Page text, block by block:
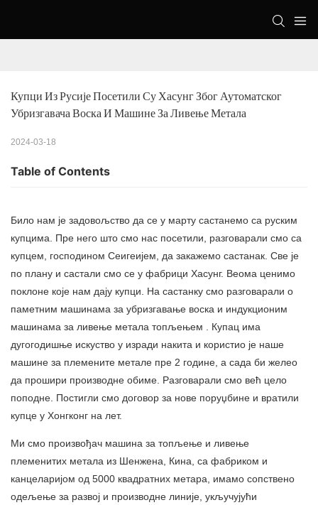
Купци Из Русије Посетили Су Хасунг Због Аутоматског
Убризгавача Воска И Машине За Ливење Метала
2024-03-18
Table of Contents
Било нам је задовољство да се у марту састанемо са руским
купцима. Пре него што смо нас посетили, разговарали смо са
купцем, господином Сеигеијем, да закажемо састанак. Све је
по плану и састали смо се у фабрици Хасунг. Веома ценимо
поклоне које нам дају купци. На састанку смо разговарали о
паметним машинама за убризгавање воска и индукционим
машинама за ливење метала топљењем . Купац има
дугогодишње искуство у изради накита и користио је наше
машине за племените метале пре 2 године, а сада би желео
да прошири производне обиме. Разговарали смо већ цело
поподне. Постигли смо договор за нове поруџбине и вратили
купце у Хонгконг на лет.
Ми смо произвођач машина за топљење и ливење
племенитих метала из Шенжена, Кина, са фабриком и
канцеларијом од 5000 квадратних метара, имамо сопствено
одељење за развој и производне линије, укључујући